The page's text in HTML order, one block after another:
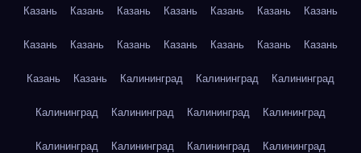
Казань Казань Казань Казань Казань Казань Казань
Казань Казань Казань Казань Казань Казань Казань
Казань Казань Калининград Калининград Калининград
Калининград Калининград Калининград Калининград
Калининград Калининград Калининград Калининград